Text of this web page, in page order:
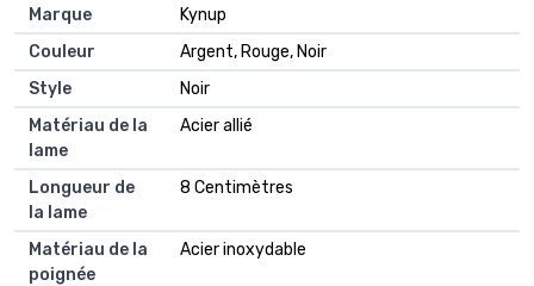
Marque
Kynup
Couleur
Argent, Rouge, Noir
Style
Noir
Matériau de la
lame
Acier allié
Longueur de
la lame
8 Centimètres
Matériau de la
poignée
Acier inoxydable